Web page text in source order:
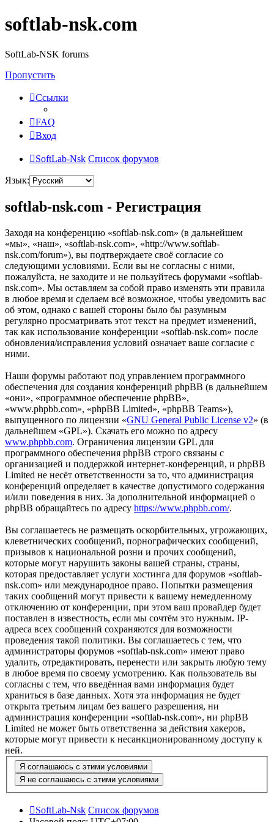
softlab-nsk.com
SoftLab-NSK forums
Пропустить
Ссылки
FAQ
Вход
SoftLab-Nsk Список форумов
Язык:
softlab-nsk.com - Регистрация
Заходя на конференцию «softlab-nsk.com» (в дальнейшем
«мы», «наш», «softlab-nsk.com», «http://www.softlab-
nsk.com/forum»), вы подтверждаете своё согласие со
следующими условиями. Если вы не согласны с ними,
пожалуйста, не заходите и не пользуйтесь форумами «softlab-
nsk.com». Мы оставляем за собой право изменять эти правила
в любое время и сделаем всё возможное, чтобы уведомить вас
об этом, однако с вашей стороны было бы разумным
регулярно просматривать этот текст на предмет изменений,
так как использование конференции «softlab-nsk.com» после
обновления/исправления условий означает ваше согласие с
ними.
Наши форумы работают под управлением программного
обеспечения для создания конференций phpBB (в дальнейшем
«они», «программное обеспечение phpBB»,
«www.phpbb.com», «phpBB Limited», «phpBB Teams»),
выпущенного по лицензии «GNU General Public License v2» (в
дальнейшем «GPL»). Скачать его можно по адресу
www.phpbb.com. Ограничения лицензии GPL для
программного обеспечения phpBB строго связаны с
организацией и поддержкой интернет-конференций, и phpBB
Limited не несёт ответственности за то, что администрация
конференций определяет в качестве допустимого содержания
и/или поведения в них. За дополнительной информацией о
phpBB обращайтесь по адресу https://www.phpbb.com/.
Вы соглашаетесь не размещать оскорбительных, угрожающих,
клеветнических сообщений, порнографических сообщений,
призывов к национальной розни и прочих сообщений,
которые могут нарушить законы вашей страны, страны,
которая предоставляет услуги хостинга для форумов «softlab-
nsk.com» или международное право. Попытки размещения
таких сообщений могут привести к вашему немедленному
отключению от конференции, при этом ваш провайдер будет
поставлен в известность, если мы сочтём это нужным. IP-
адреса всех сообщений сохраняются для возможности
проведения такой политики. Вы соглашаетесь с тем, что
администраторы форумов «softlab-nsk.com» имеют право
удалить, отредактировать, перенести или закрыть любую тему
в любое время по своему усмотрению. Как пользователь вы
согласны с тем, что введённая вами информация будет
храниться в базе данных. Хотя эта информация не будет
открыта третьим лицам без вашего разрешения, ни
администрация конференции «softlab-nsk.com», ни phpBB
Limited не может быть ответственна за действия хакеров,
которые могут привести к несанкционированному доступу к
ней.
SoftLab-Nsk Список форумов